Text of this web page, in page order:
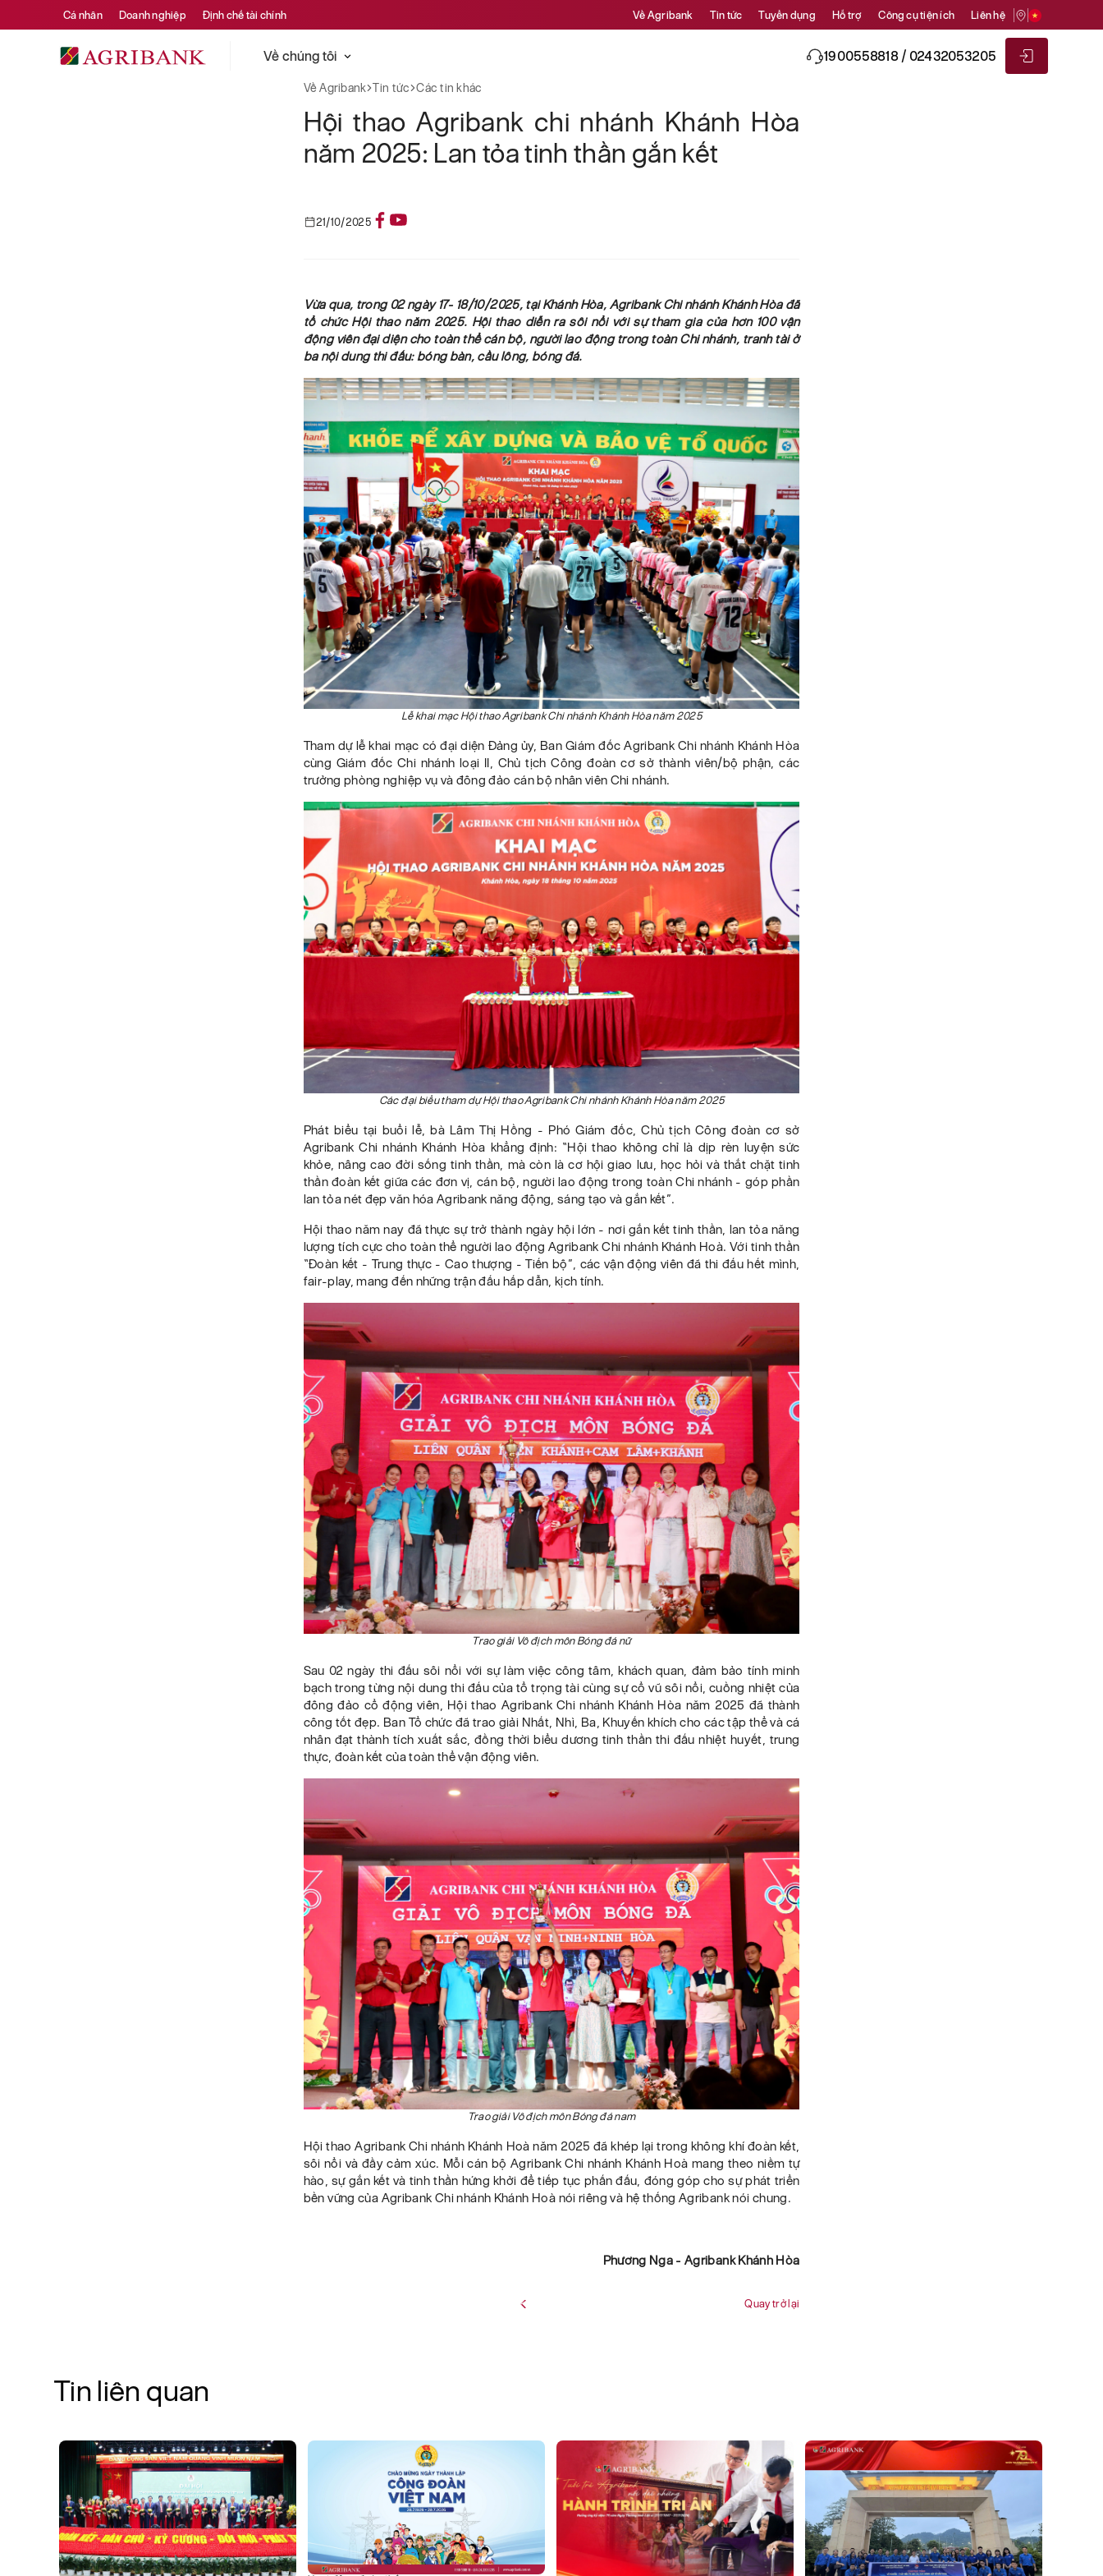
Cá nhân Doanh nghiệp Định chế tài chính Về Agribank Tin tức Tuyển dụng Hỗ trợ Công cụ tiện ích Liên hệ
Về chúng tôi 1900558818 / 02432053205
Về Agribank Tin tức Các tin khác
Hội thao Agribank chi nhánh Khánh Hòa
năm 2025: Lan tỏa tinh thần gắn kết
21/10/2025
Vừa qua, trong 02 ngày 17- 18/10/2025, tại Khánh Hòa, Agribank Chi nhánh Khánh Hòa đã
tổ chức Hội thao năm 2025. Hội thao diễn ra sôi nổi với sự tham gia của hơn 100 vận
động viên đại diện cho toàn thể cán bộ, người lao động trong toàn Chi nhánh, tranh tài ở
ba nội dung thi đấu: bóng bàn, cầu lông, bóng đá.
Lễ khai mạc Hội thao Agribank Chi nhánh Khánh Hòa năm 2025
Tham dự lễ khai mạc có đại diện Đảng ủy, Ban Giám đốc Agribank Chi nhánh Khánh Hòa
cùng Giám đốc Chi nhánh loại II, Chủ tịch Công đoàn cơ sở thành viên/bộ phận, các
trưởng phòng nghiệp vụ và đông đảo cán bộ nhân viên Chi nhánh.
Các đại biểu tham dự Hội thao Agribank Chi nhánh Khánh Hòa năm 2025
Phát biểu tại buổi lễ, bà Lâm Thị Hồng - Phó Giám đốc, Chủ tịch Công đoàn cơ sở
Agribank Chi nhánh Khánh Hòa khẳng định: “Hội thao không chỉ là dịp rèn luyện sức
khỏe, nâng cao đời sống tinh thần, mà còn là cơ hội giao lưu, học hỏi và thắt chặt tinh
thần đoàn kết giữa các đơn vị, cán bộ, người lao động trong toàn Chi nhánh - góp phần
lan tỏa nét đẹp văn hóa Agribank năng động, sáng tạo và gắn kết”.
Hội thao năm nay đã thực sự trở thành ngày hội lớn - nơi gắn kết tinh thần, lan tỏa năng
lượng tích cực cho toàn thể người lao động Agribank Chi nhánh Khánh Hoà. Với tinh thần
“Đoàn kết - Trung thực - Cao thượng - Tiến bộ”, các vận động viên đã thi đấu hết mình,
fair-play, mang đến những trận đấu hấp dẫn, kịch tính.
Trao giải Vô địch môn Bóng đá nữ
Sau 02 ngày thi đấu sôi nổi với sự làm việc công tâm, khách quan, đảm bảo tính minh
bạch trong từng nội dung thi đấu của tổ trọng tài cùng sự cổ vũ sôi nổi, cuồng nhiệt của
đông đảo cổ động viên, Hội thao Agribank Chi nhánh Khánh Hòa năm 2025 đã thành
công tốt đẹp. Ban Tổ chức đã trao giải Nhất, Nhì, Ba, Khuyến khích cho các tập thể và cá
nhân đạt thành tích xuất sắc, đồng thời biểu dương tinh thần thi đấu nhiệt huyết, trung
thực, đoàn kết của toàn thể vận động viên.
Trao giải Vô địch môn Bóng đá nam
Hội thao Agribank Chi nhánh Khánh Hoà năm 2025 đã khép lại trong không khí đoàn kết,
sôi nổi và đầy cảm xúc. Mỗi cán bộ Agribank Chi nhánh Khánh Hoà mang theo niềm tự
hào, sự gắn kết và tinh thần hứng khởi để tiếp tục phấn đấu, đóng góp cho sự phát triển
bền vững của Agribank Chi nhánh Khánh Hoà nói riêng và hệ thống Agribank nói chung.
Phương Nga - Agribank Khánh Hòa
Quay trở lại
Tin liên quan